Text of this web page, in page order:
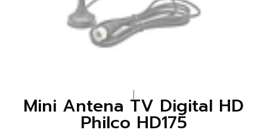
Mini Antena TV Digital HD
Philco HD175